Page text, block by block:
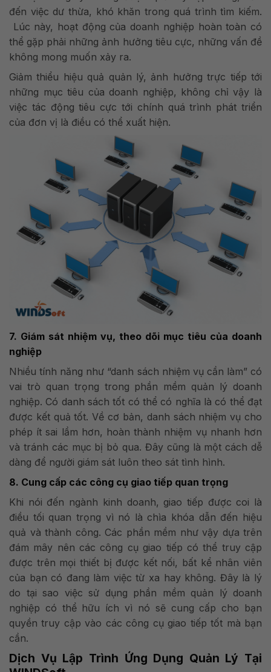
đến việc dư thừa, khó khăn trong quá trình tìm kiếm.
Lúc này, hoạt động của doanh nghiệp hoàn toàn có
thể gặp phải những ảnh hưởng tiêu cực, những vấn đề
không mong muốn xảy ra.
Giảm thiểu hiệu quả quản lý, ảnh hưởng trực tiếp tới
những mục tiêu của doanh nghiệp, không chỉ vậy là
việc tác động tiêu cực tới chính quá trình phát triển
của đơn vị là điều có thể xuất hiện.
7. Giám sát nhiệm vụ, theo dõi mục tiêu của doanh
nghiệp
Nhiều tính năng như “danh sách nhiệm vụ cần làm” có
vai trò quan trọng trong phần mềm quản lý doanh
nghiệp. Có danh sách tốt có thể có nghĩa là có thể đạt
được kết quả tốt. Về cơ bản, danh sách nhiệm vụ cho
phép ít sai lầm hơn, hoàn thành nhiệm vụ nhanh hơn
và tránh các mục bị bỏ qua. Đây cũng là một cách dễ
dàng để người giám sát luôn theo sát tình hình.
8. Cung cấp các công cụ giao tiếp quan trọng
Khi nói đến ngành kinh doanh, giao tiếp được coi là
điều tối quan trọng vì nó là chìa khóa dẫn đến hiệu
quả và thành công. Các phần mềm như vậy dựa trên
đám mây nên các công cụ giao tiếp có thể truy cập
được trên mọi thiết bị được kết nối, bất kể nhân viên
của bạn có đang làm việc từ xa hay không. Đây là lý
do tại sao việc sử dụng phần mềm quản lý doanh
nghiệp có thể hữu ích vì nó sẽ cung cấp cho bạn
quyền truy cập vào các công cụ giao tiếp tốt mà bạn
cần.
Dịch Vụ Lập Trình Ứng Dụng Quản Lý Tại